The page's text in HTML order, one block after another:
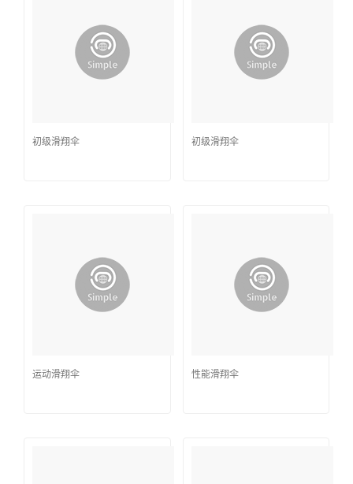
初级滑翔伞 初级滑翔伞
运动滑翔伞 性能滑翔伞